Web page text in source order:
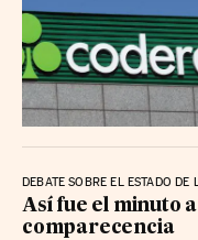
DEBATE SOBRE EL ESTADO DE
Así fue el minuto
comparecencia